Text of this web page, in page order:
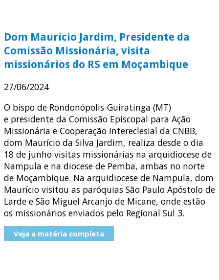
Dom Maurício Jardim, Presidente da
Comissão Missionária, visita
missionários do RS em Moçambique
27/06/2024
O bispo de Rondonópolis-Guiratinga (MT)
e presidente da Comissão Episcopal para Ação
Missionária e Cooperação Intereclesial da CNBB,
dom Maurício da Silva Jardim, realiza desde o dia
18 de junho visitas missionárias na arquidiocese de
Nampula e na diocese de Pemba, ambas no norte
de Moçambique. Na arquidiocese de Nampula, dom
Maurício visitou as paróquias São Paulo Apóstolo de
Larde e São Miguel Arcanjo de Micane, onde estão
os missionários enviados pelo Regional Sul 3.
Veja a matéria completa